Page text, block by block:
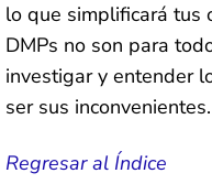
lo que simplificará tus
DMPs no son para
investigar y entender
ser sus inconvenientes.
Regresar al Índice